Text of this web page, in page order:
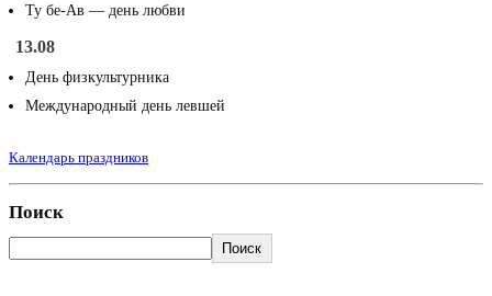
Ту бе-Ав — день любви
13.08
День физкультурника
Международный день левшей
Календарь праздников
Поиск
Поиск